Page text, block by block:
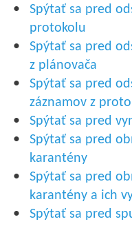
Spýtať sa pred
protokolu
Spýtať sa pred
z plánovača
Spýtať sa pred
záznamov z
Spýtať sa pred
Spýtať sa pred
karantény
Spýtať sa pred
karantény a ich
Spýtať sa pred